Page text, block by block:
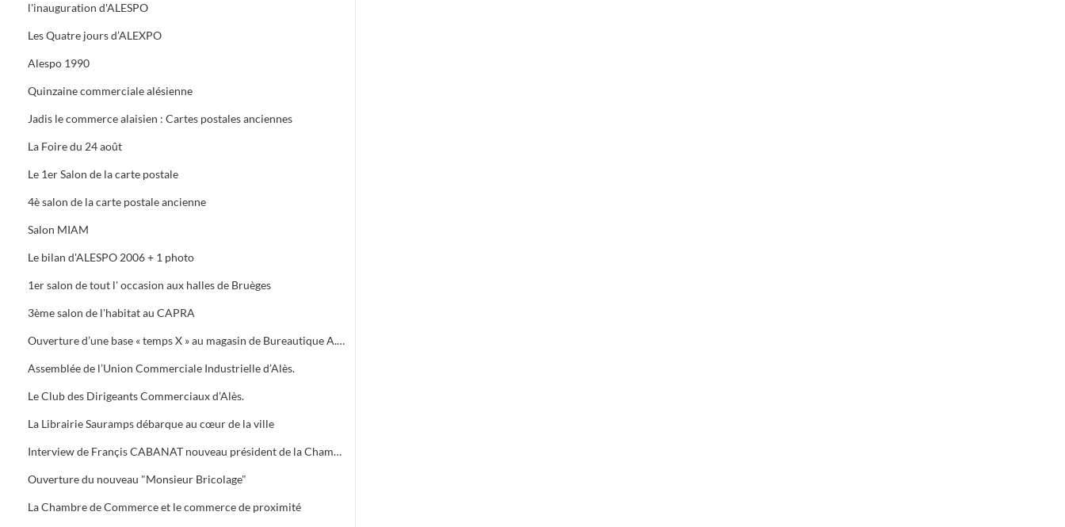
l'inauguration d'ALESPO
Les Quatre jours d’ALEXPO
Alespo 1990
Quinzaine commerciale alésienne
Jadis le commerce alaisien : Cartes postales anciennes
La Foire du 24 août
Le 1er Salon de la carte postale
4è salon de la carte postale ancienne
Salon MIAM
Le bilan d'ALESPO 2006 + 1 photo
1er salon de tout l' occasion aux halles de Bruèges
3ème salon de l'habitat au CAPRA
Ouverture d’une base « temps X » au magasin de Bureautique A.M.C., 40 Avenue du Général de Gaule à Alès.
Assemblée de l’Union Commerciale Industrielle d’Alès.
Le Club des Dirigeants Commerciaux d’Alès.
La Librairie Sauramps débarque au cœur de la ville
Interview de Françis CABANAT nouveau président de la Chambre de Commerce
Ouverture du nouveau "Monsieur Bricolage"
La Chambre de Commerce et le commerce de proximité